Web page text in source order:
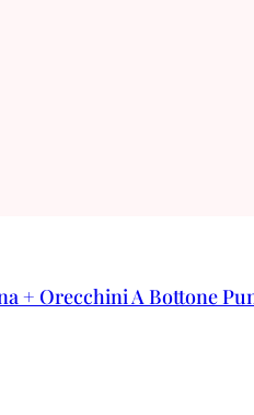
+ Orecchini A Bottone